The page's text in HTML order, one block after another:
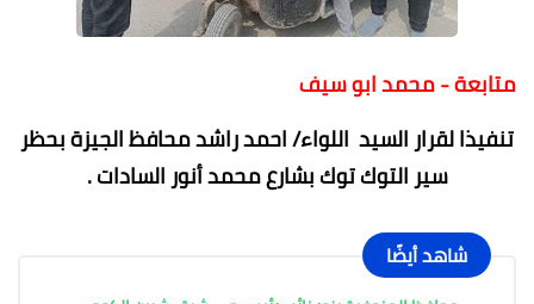
متابعة - محمد ابو سيف
تنفيذا لقرار السيد اللواء/ احمد راشد محافظ الجيزة بحظر
سير التوك توك بشارع محمد أنور السادات .
شاهد أيضًا